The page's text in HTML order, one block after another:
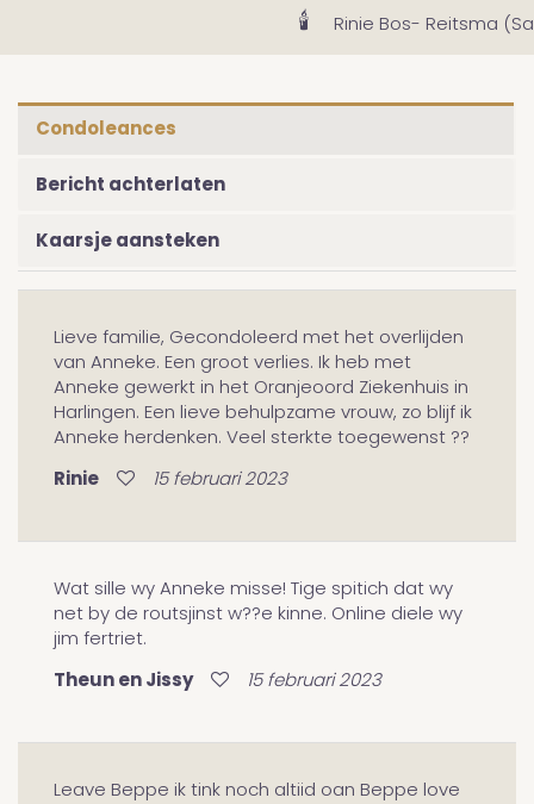
Rinie Bos- Reitsma
Condoleances
Bericht achterlaten
Kaarsje aansteken
Lieve familie, Gecondoleerd met het overlijden
van Anneke. Een groot verlies. Ik heb met
Anneke gewerkt in het Oranjeoord Ziekenhuis in
Harlingen. Een lieve behulpzame vrouw, zo blijf ik
Anneke herdenken. Veel sterkte toegewenst ??
Rinie 15 februari 2023
Wat sille wy Anneke misse! Tige spitich dat wy
net by de routsjinst w??e kinne. Online diele wy
jim fertriet.
Theun en Jissy 15 februari 2023
Leave Beppe ik tink noch altiid oan Beppe love